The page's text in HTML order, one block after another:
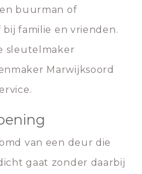
buurman of
familie en vrienden.
sleutelmaker
Marwijksoord
van een deur die
gaat zonder daarbij